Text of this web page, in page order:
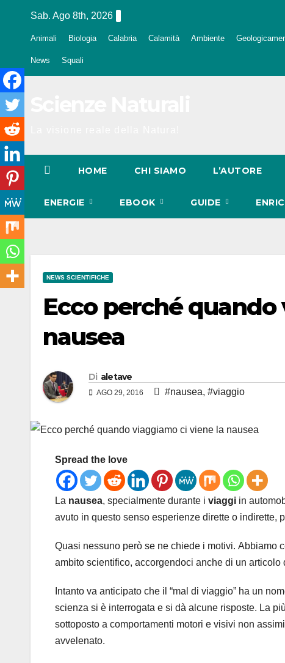
Sab. Ago 8th, 2026
Animali Biologia Calabria Calamità Ambiente
News Squali
HOME CHI SIAMO L’AUTORE
ENERGIE EBOOK GUIDE
NEWS SCIENTIFICHE
Ecco perché
nausea
Di aletave
AGO 29, 2016 #nausea, #viaggio
Spread the love
La nausea, specialmente durante i viaggi in
avuto in questo senso esperienze dirette o indirette,
Quasi nessuno però se ne chiede i motivi. Abbiamo
ambito scientifico, accorgendoci anche di un articolo
Intanto va anticipato che il “mal di viaggio” ha un
scienza si è interrogata e si dà alcune risposte. La
sottoposto a comportamenti motori e visivi non
avvelenato.